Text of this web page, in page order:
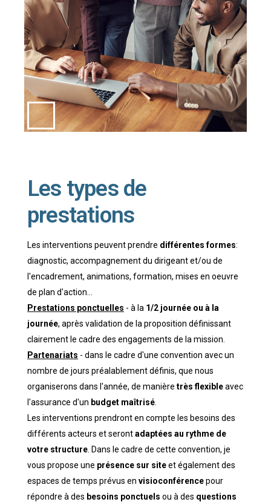
Les types de
prestations
Les interventions peuvent prendre différentes formes:
diagnostic, accompagnement du dirigeant et/ou de
l'encadrement, animations, formation, mises en oeuvre
de plan d'action...
Prestations ponctuelles - à la 1/2 journée ou à la
journée, après validation de la proposition définissant
clairement le cadre des engagements de la mission.
Partenariats - dans le cadre d'une convention avec un
nombre de jours préalablement définis, que nous
organiserons dans l'année, de manière très flexibleavec
l'assurance d'un budget maîtrisé
Les interventions prendront en compte les besoins des
différents acteurs et serontadaptées au rythme de
votre structure . Dans le cadre de cette convention, je
vous propose une présence sur siteet également des
espaces de temps prévus en visioconférencepour
répondre à des besoins ponctuels ou à des questions